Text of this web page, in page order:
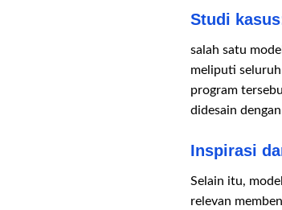
Studi
salah satu
meliputi
program
didesain
Inspirasi
Selain itu,
relevan